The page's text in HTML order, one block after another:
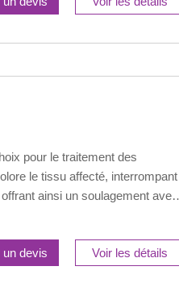
pour le traitement des
le tissu affecté, interrompant
ainsi un soulagement avec
un devis Voir les détails